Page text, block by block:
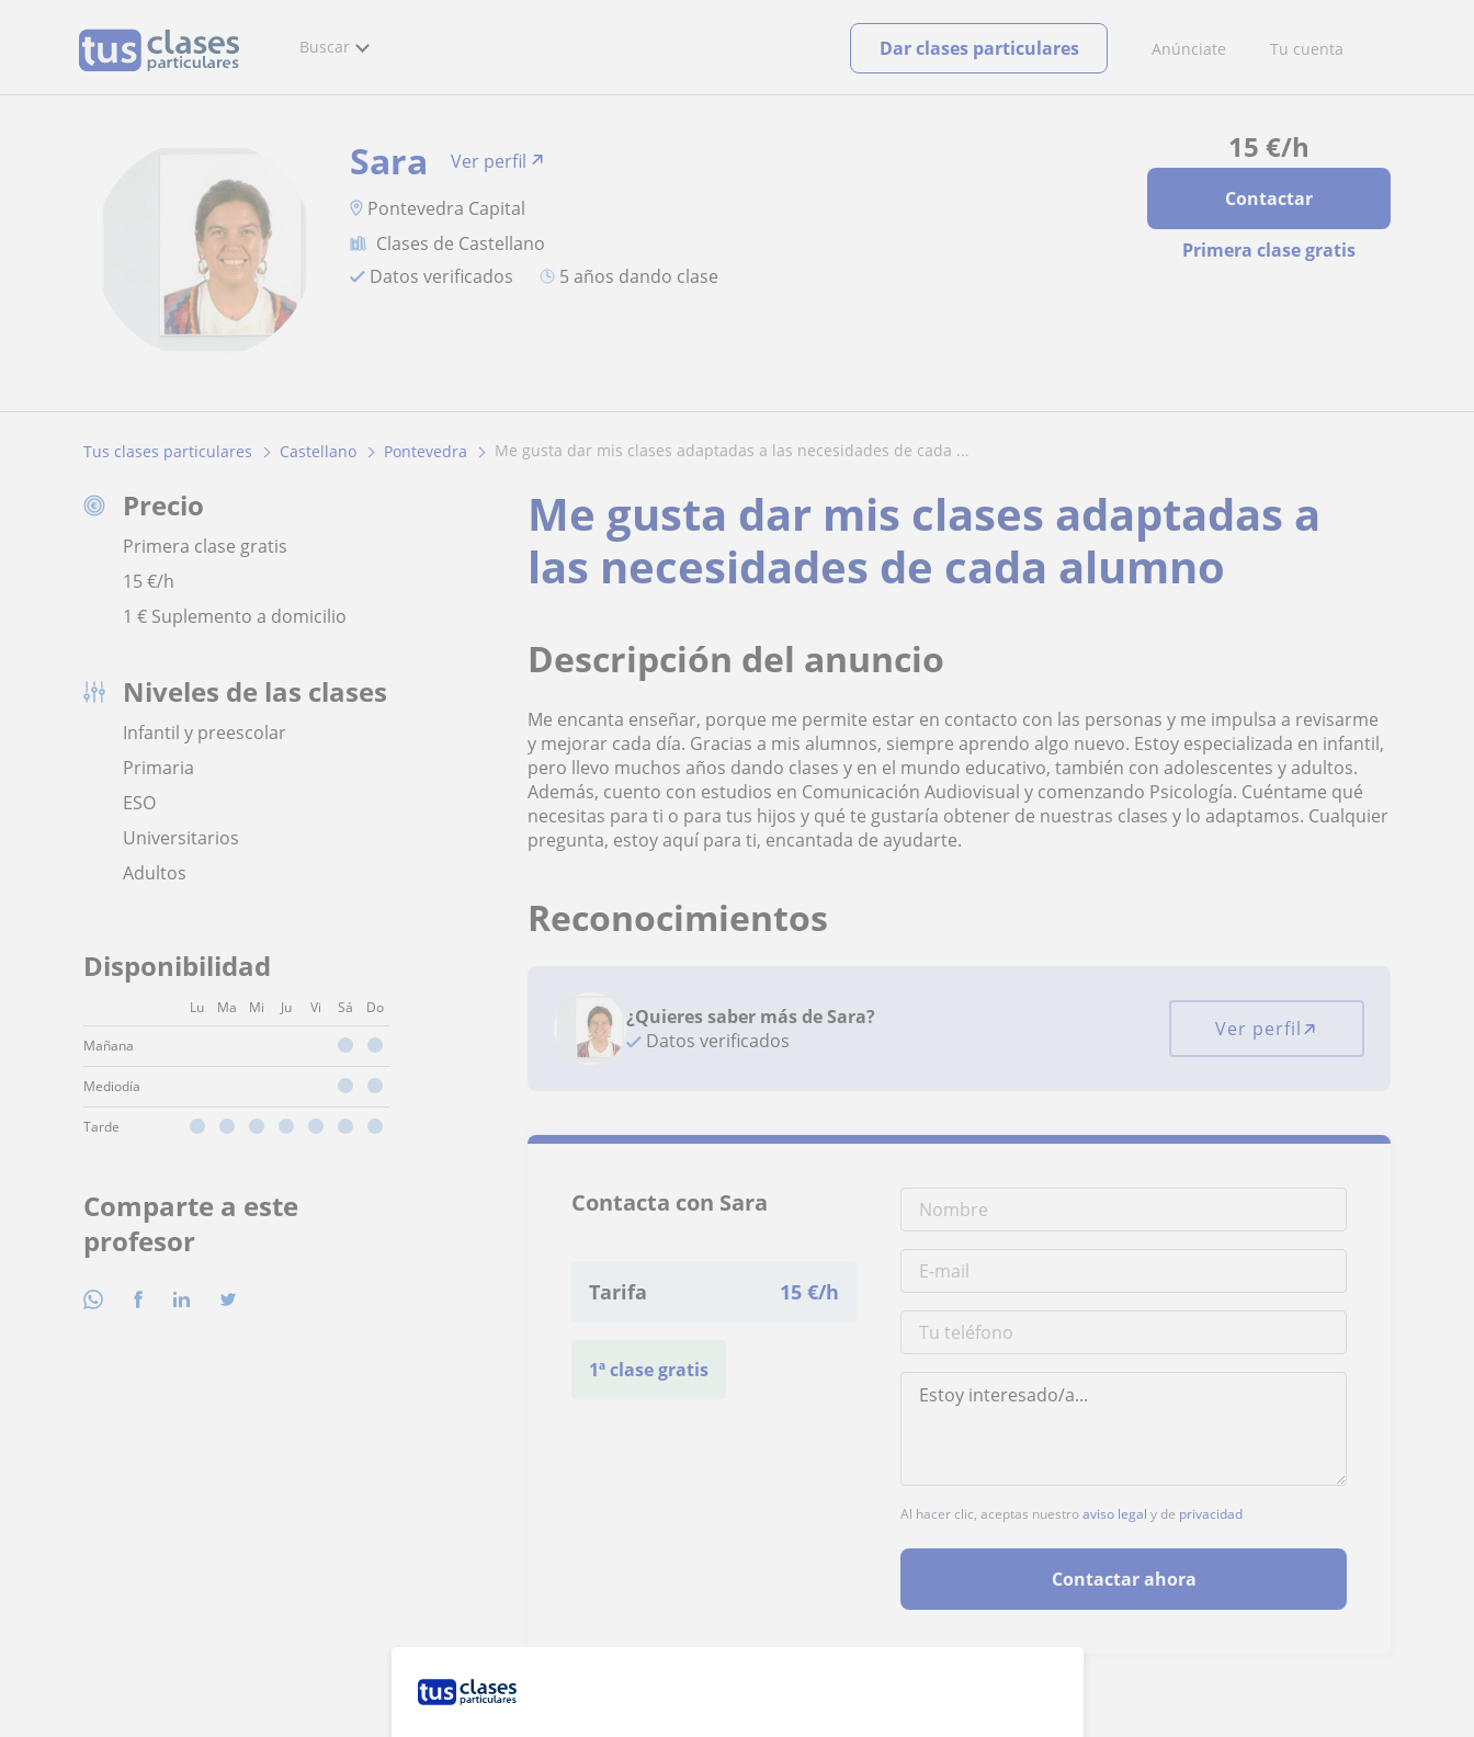
Buscar Anúnciate Tu cuenta
Dar clases particulares
15 €/h
Contactar
Primera clase gratis
Sara
Ver perfil
Pontevedra Capital
Clases de Castellano
Datos verificados
5 años dando clase
Tus clases particulares Castellano Pontevedra me gusta dar mis clases adaptadas a las necesidades de cada ...
Precio
Primera clase gratis
15€/h
1 € Suplemento a domicilio
Niveles de las clases
Infantil y preescolar
Primaria
ESO
Universitarios
Adultos
Disponibilidad
Lu Ma Mi Ju Vi Sá Do
Mañana
Mediodía
Tarde
Comparte a este
profesor
Me gusta dar mis clases adaptadas a
las necesidades de cada alumno
Descripción del anuncio
Me encanta enseñar, porque me permite estar en contacto con las personas y me impulsa a revisarme
y mejorar cada día. Gracias a mis alumnos, siempre aprendo algo nuevo. Estoy especializada en infantil,
pero llevo muchos años dando clases y en el mundo educativo, también con adolescentes y adultos.
Además, cuento con estudios en Comunicación Audiovisual y comenzando Psicología. Cuéntame qué
necesitas para ti o para tus hijos y qué te gustaría obtener de nuestras clases y lo adaptamos. Cualquier
pregunta, estoy aquí para ti, encantada de ayudarte.
Reconocimientos
¿Quieres saber más de Sara?
Datos verificados
Ver perfil
Contacta con Sara
Tarifa 15 €/h
1ª clase gratis
Al hacer clic, aceptas nuestroaviso legal y de privacidad
Contactar ahora